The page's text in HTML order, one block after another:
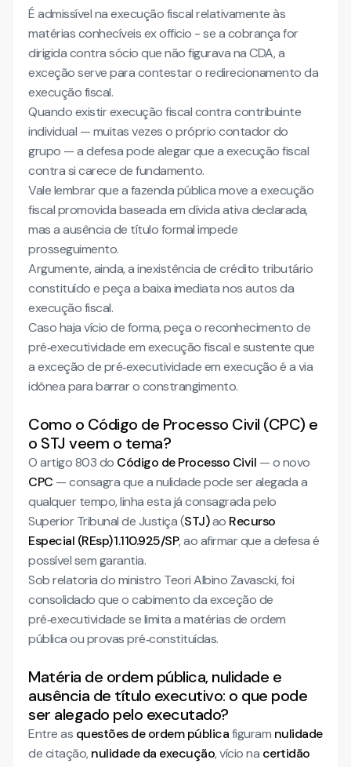
É admissível na execução fiscal relativamente às
matérias conhecíveis ex officio - se a cobrança for
dirigida contra sócio que não figurava na CDA, a
exceção serve para contestar o redirecionamento da
execução fiscal.
Quando existir execução fiscal contra contribuinte
individual — muitas vezes o próprio contador do
grupo — a defesa pode alegar que a execução fiscal
contra si carece de fundamento.
Vale lembrar que a fazenda pública move a execução
fiscal promovida baseada em dívida ativa declarada,
mas a ausência de título formal impede
prosseguimento.
Argumente, ainda, a inexistência de crédito tributário
constituído e peça a baixa imediata nos autos da
execução fiscal.
Caso haja vício de forma, peça o reconhecimento de
pré‑executividade em execução fiscal e sustente que
a exceção de pré‑executividade em execução é a via
idônea para barrar o constrangimento.
Como o Código de Processo Civil (CPC) e
o STJ veem o tema?
O artigo 803 do Código de Processo Civil — o novo
CPC — consagra que a nulidade pode ser alegada a
qualquer tempo, linha esta já consagrada pelo
Superior Tribunal de Justiça (STJ)ao Recurso
Especial (REsp) 1.110.925/SP, ao afirmar que a defesa é
possível sem garantia.
Sob relatoria do ministro Teori Albino Zavascki, foi
consolidado que o cabimento da exceção de
pré‑executividade se limita a matérias de ordem
pública ou provas pré‑constituídas.
Matéria de ordem pública, nulidade e
ausência de título executivo: o que pode
ser alegado pelo executado?
Entre as questões de ordem públicafiguram nulidade
de citação,nulidade da execução, vício na certidão